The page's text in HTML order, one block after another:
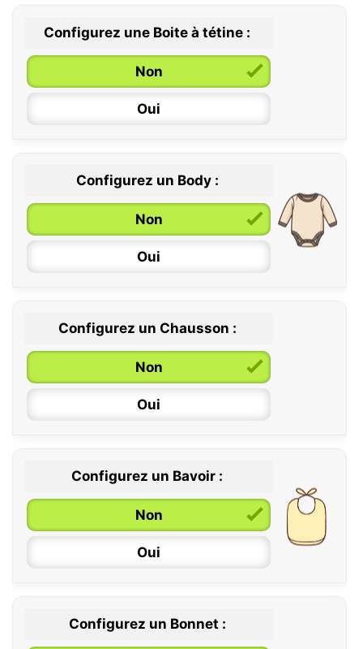
Configurez une Boite à tétine :
Non
Oui
Configurez un Body :
Non
Oui
0 / 6 mois
6 / 12 mois
12 / 18 mois
Configurez un Chausson :
Non
Oui
Configurez un Bavoir :
Non
Oui
Configurez un Bonnet :